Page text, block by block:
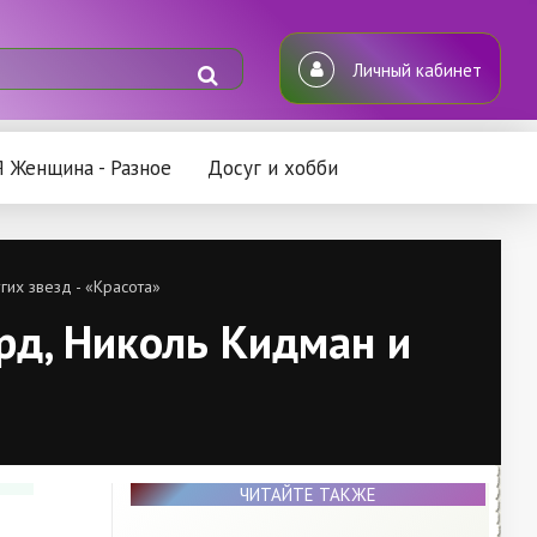
Личный кабинет
Женщина - Разное Досуг и хобби
звезд - «Красота»
Николь Кидман и
ЧИТАЙТЕ ТАКЖЕ